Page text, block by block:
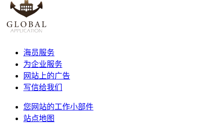
海员服务
为企业服务
网站上的广告
写信给我们
您网站的工作小部件
站点地图